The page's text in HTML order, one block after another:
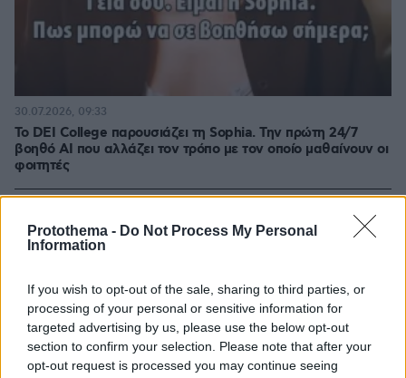
Protothema - Do Not Process My Personal
Information
If you wish to opt-out of the sale, sharing to third parties, or
processing of your personal or sensitive information for
targeted advertising by us, please use the below opt-out
section to confirm your selection. Please note that after your
opt-out request is processed you may continue seeing
Το DEI College παρουσιάζει τη Sophia. Την πρώτη 24/7
βοηθό AI που αλλάζει τον τρόπο με τον οποίο μαθαίνουν οι
φοιτητές
30.07.2026, 09:33
Η Smart φοιτητική κατοικία στην καρδιά της Αθήνας
Διασκεδάζουμε υπεύθυνα, επιστρέφουμε με ασφάλεια
ΡΟΗ ΕΙΔΗΣΕΩΝ